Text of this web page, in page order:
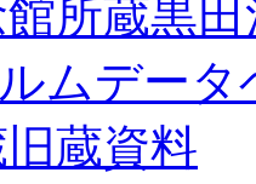
所蔵黒
ムデータ
蔵資料